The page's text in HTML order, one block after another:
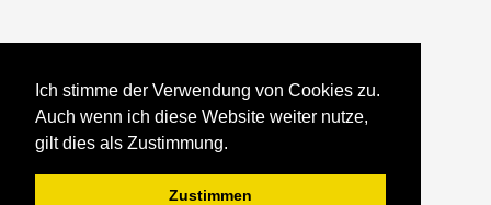
Ich stimme der Verwendung von Cookies zu.
Auch wenn ich diese Website weiter nutze,
gilt dies als Zustimmung.
Zustimmen